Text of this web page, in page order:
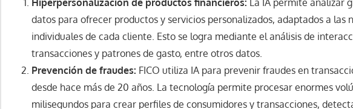
Hiperpersonalización de productos financieros: La IA permite analizar
datos para ofrecer productos y servicios personalizados, adaptados a las
individuales de cada cliente. Esto se logra mediante el análisis de
transacciones y patrones de gasto, entre otros datos.
Prevención de fraudes: FICO utiliza IA para prevenir fraudes en
desde hace más de 20 años. La tecnología permite procesar enormes
milisegundos para crear perfiles de consumidores y transacciones,